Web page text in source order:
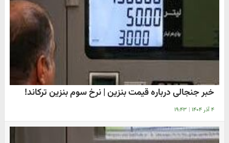
خبر جنجالی درباره قیمت بنزین | نرخ سوم بنزین ترکاند!
۴ آذر ۱۴۰۴ | ۱۹:۴۳